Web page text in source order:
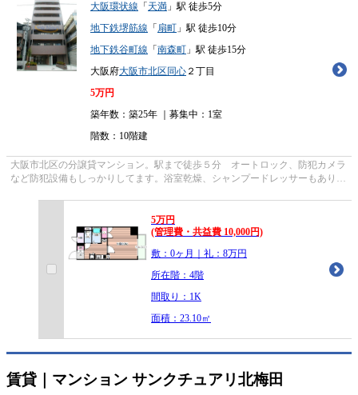
大阪環状線 「 天満 」駅 徒歩5分
地下鉄堺筋線 「 扇町 」駅 徒歩10分
地下鉄谷町線 「 南森町 」駅 徒歩15分
大阪府大阪市北区 同心 ２丁目
5万円
築年数：築25年 ｜募集中： 1室
階数：10階建
大阪市北区の分譲貸マンション。駅まで徒歩５分 オートロック、防犯カメラ
など防犯設備もしっかりしてます。浴室乾燥、シャンプードレッサーもありま
5万円
(管理費・共益費 10,000円)
敷：0ヶ月｜礼：8万円
所在階：4階
間取り：1K
面積：23.10㎡
賃貸｜マンション サンクチュアリ北梅田